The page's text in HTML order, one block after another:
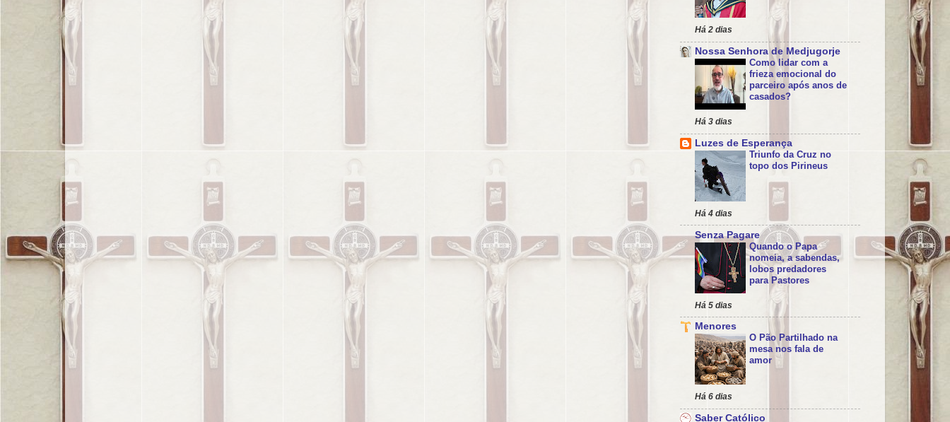
Há 2 dias
Nossa Senhora de Medjugorje
Como lidar com a
frieza emocional do
parceiro após anos de
casados?
Há 3 dias
Luzes de Esperança
Triunfo da Cruz no
topo dos Pirineus
Há 4 dias
Senza Pagare
Quando o Papa
nomeia, a sabendas,
lobos predadores
para Pastores
Há 5 dias
Menores
O Pão Partilhado na
mesa nos fala de
amor
Há 6 dias
Saber Católico